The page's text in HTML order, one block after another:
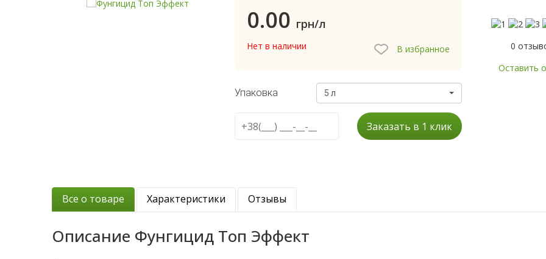
0.00 грн/л
Нет в наличии В избранное
Упаковка 5 л
0
Оставить
Заказать в 1 клик
Все о товаре Характеристики Отзывы
Описание Фунгицид Топ Эффект